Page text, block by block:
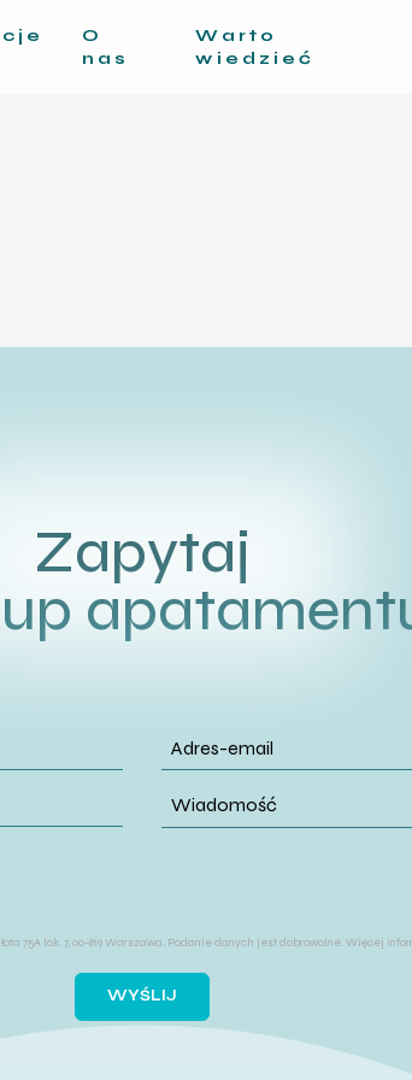
O
nas
Warto
wiedzieć
Zapytaj
75A lok. 7, 00-819 Warszawa. Podanie danych jest dobrowolne. Więcej